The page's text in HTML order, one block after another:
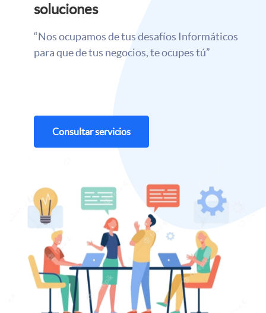
soluciones
“Nos ocupamos de tus desafíos Informáticos
para que de tus negocios, te ocupes tú”
Consultar servicios